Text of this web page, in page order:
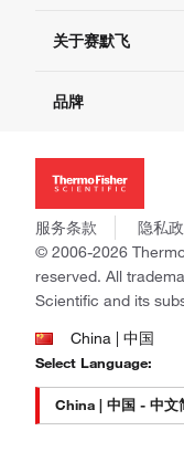
查找文件&证书
促销
社交媒体
关于赛默飞
招聘
新闻
社会责任
商标
政策和通知
品牌
Applied Biosystems
Invitrogen
Gibco
Ion Torrent
Unity Lab Services
Patheon
PPD
服务条款 隐私
© 2006-2026
reserved. All
Scientific and its
China | 中国
Select Language: